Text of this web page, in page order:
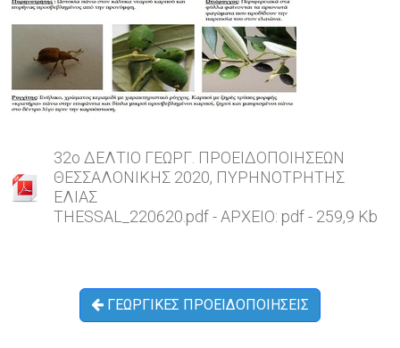
32o ΔΕΛΤΙΟ ΓΕΩΡΓ. ΠΡΟΕΙΔΟΠΟΙΗΣΕΩΝ
ΘΕΣΣΑΛΟΝΙΚΗΣ 2020, ΠΥΡΗΝΟΤΡΗΤΗΣ
ΕΛΙΑΣ
THESSAL_220620.pdf - ΑΡΧΕΙΟ: pdf - 259,9 Kb
ΓΕΩΡΓΙΚΕΣ ΠΡΟΕΙΔΟΠΟΙΗΣΕΙΣ